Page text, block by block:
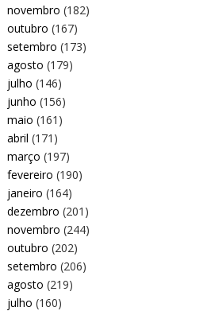
novembro (182)
outubro (167)
setembro (173)
agosto (179)
julho (146)
junho (156)
maio (161)
abril (171)
março (197)
fevereiro (190)
janeiro (164)
dezembro (201)
novembro (244)
outubro (202)
setembro (206)
agosto (219)
julho (160)